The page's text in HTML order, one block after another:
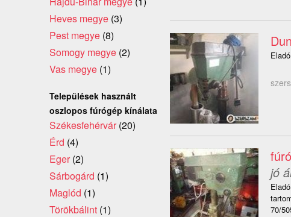
jó
70/
Heves megye (3)
Pest megye (8)
Somogy megye (2)
Vas megye (1)
Települések használt
oszlopos fúrógép kínálata
Székesfehérvár (20)
Érd (4)
Eger (2)
Sárbogárd (1)
Maglód (1)
Törökbálint (1)